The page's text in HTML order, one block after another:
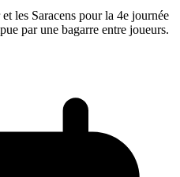
les Saracens pour la 4e journée
par une bagarre entre joueurs.